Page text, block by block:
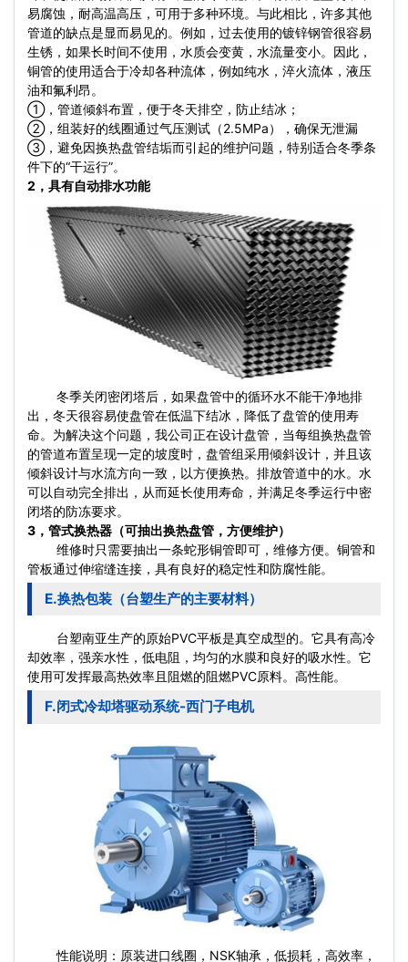
易腐蚀，耐高温高压，可用于多种环境。与此相比，许多其他
管道的缺点是显而易见的。例如，过去使用的镀锌钢管很容易
生锈，如果长时间不使用，水质会变黄，水流量变小。因此，
铜管的使用适合于冷却各种流体，例如纯水，淬火流体，液压
油和氟利昂。
①，管道倾斜布置，便于冬天排空，防止结冰；
②，组装好的线圈通过气压测试（2.5MPa），确保无泄漏
③，避免因换热盘管结垢而引起的维护问题，特别适合冬季条
件下的“干运行”。
2，具有自动排水功能
冬季关闭密闭塔后，如果盘管中的循环水不能干净地排
出，冬天很容易使盘管在低温下结冰，降低了盘管的使用寿
命。为解决这个问题，我公司正在设计盘管，当每组换热盘管
的管道布置呈现一定的坡度时，盘管组采用倾斜设计，并且该
倾斜设计与水流方向一致，以方便换热。排放管道中的水。水
可以自动完全排出，从而延长使用寿命，并满足冬季运行中密
闭塔的防冻要求。
3，管式换热器（可抽出换热盘管，方便维护）
维修时只需要抽出一条蛇形铜管即可，维修方便。铜管和
管板通过伸缩缝连接，具有良好的稳定性和防腐性能。
E.换热包装（台塑生产的主要材料）
台塑南亚生产的原始PVC平板是真空成型的。它具有高冷
却效率，强亲水性，低电阻，均匀的水膜和良好的吸水性。它
使用可发挥最高热效率且阻燃的阻燃PVC原料。高性能。
F.闭式冷却塔驱动系统-西门子电机
性能说明：原装进口线圈，NSK轴承，低损耗，高效率，